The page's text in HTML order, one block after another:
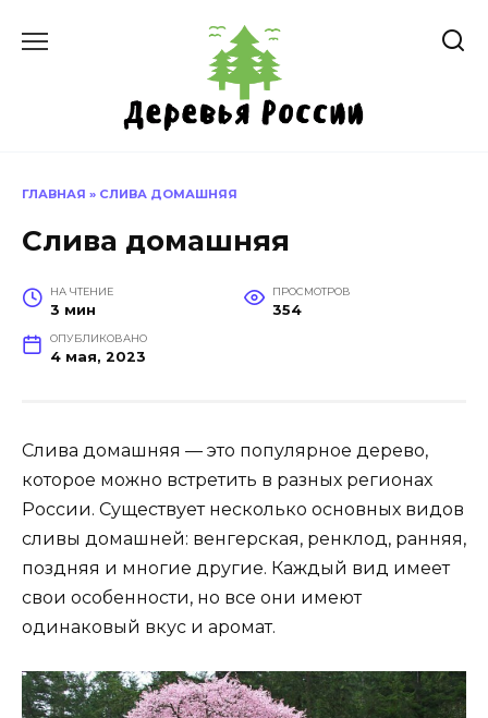
ГЛАВНАЯ » СЛИВА ДОМАШНЯЯ
Слива домашняя
НА ЧТЕНИЕ
3 мин
ПРОСМОТРОВ
354
ОПУБЛИКОВАНО
4 мая, 2023
Слива домашняя — это популярное дерево,
которое можно встретить в разных регионах
России. Существует несколько основных видов
сливы домашней: венгерская, ренклод, ранняя,
поздняя и многие другие. Каждый вид имеет
свои особенности, но все они имеют
одинаковый вкус и аромат.